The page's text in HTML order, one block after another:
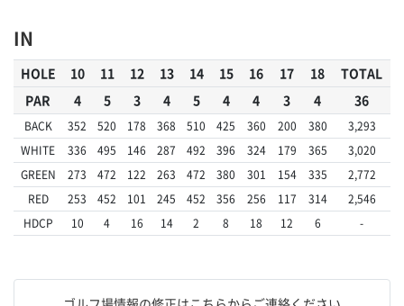
IN
HOLE 10 11 12 13 14 15 16 17 18
TOTAL
PAR
4 5 3 4 5 4 4 3 4 36
BACK 352 520 178 368 510 425 360 200 380
3,293
WHITE
336 495 146 287 492 396 324 179 365
3,020
GREEN
273 472 122 263 472 380 301 154 335
2,772
RED
253 452 101 245 452 356 256 117 314
2,546
HDCP
10 4 16 14 2 8 18 12 6 -